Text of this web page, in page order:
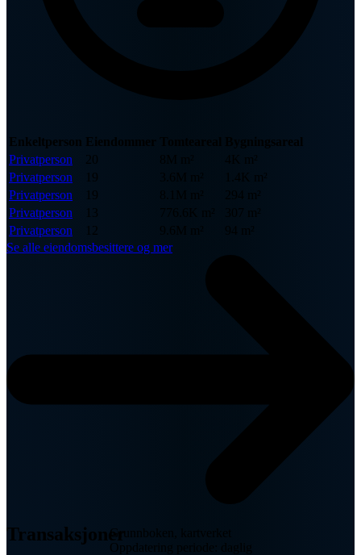
Enkeltperson Eiendommer
Bygningsareal
Privatperson
20
Privatperson
19
1.4K m²
Privatperson
19
Privatperson
13
Privatperson
12
Se alle eiendomsbesittere og mer
TransaksjonerGrunnboken, kartverket
Oppdatering periode: daglig